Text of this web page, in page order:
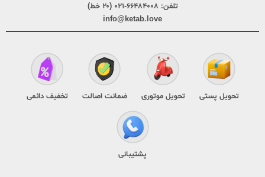
تلفن: ۶۶۴۸۴۰۰۸-۰۲۱ (۲۰ خط)
info@ketab.love
تحویل پستی تحویل موتوری ضمانت اصالت تخفیف دائمی
پشتیبانی